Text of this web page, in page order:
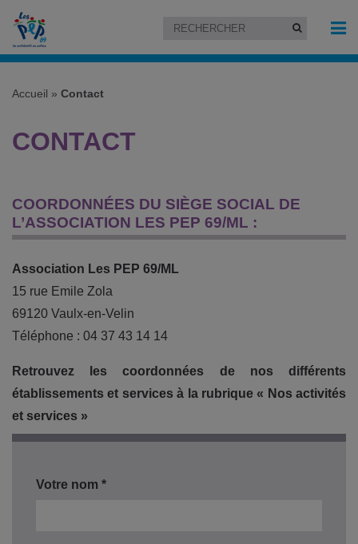
Accueil » Contact
CONTACT
COORDONNÉES DU SIÈGE SOCIAL DE
L’ASSOCIATION LES PEP 69/ML :
Association Les PEP 69/ML
15 rue Emile Zola
69120 Vaulx-en-Velin
Téléphone : 04 37 43 14 14
Retrouvez les coordonnées de nos différents
établissements et services à la rubrique « Nos activités
et services »
Votre nom *